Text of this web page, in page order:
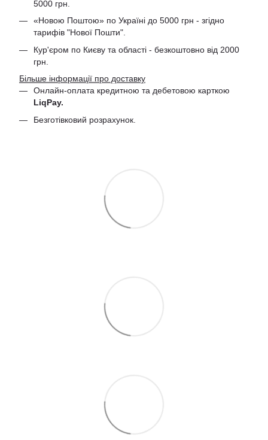
5000 грн.
«Новою Поштою» по Україні до 5000 грн - згідно
тарифів "Нової Пошти".
Кур'єром по Києву та області - безкоштовно від 2000
грн.
Більше інформації про доставку
Онлайн-оплата кредитною та дебетовою карткою
LiqPay.
Безготівковий розрахунок.